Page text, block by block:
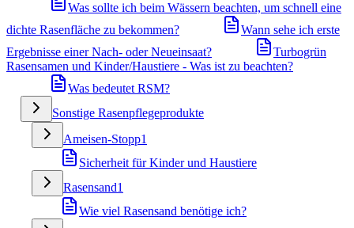
Was sollte ich beim Wässern beachten, um schnell eine
dichte Rasenfläche zu bekommen?
Wann sehe ich erste
Ergebnisse einer Nach- oder Neueinsaat?
Turbogrün
Rasensamen und Kinder/Haustiere - Was ist zu beachten?
Was bedeutet RSM?
Sonstige Rasenpflegeprodukte
Ameisen-Stopp1
Sicherheit für Kinder und Haustiere
Rasensand1
Wie viel Rasensand benötige ich?